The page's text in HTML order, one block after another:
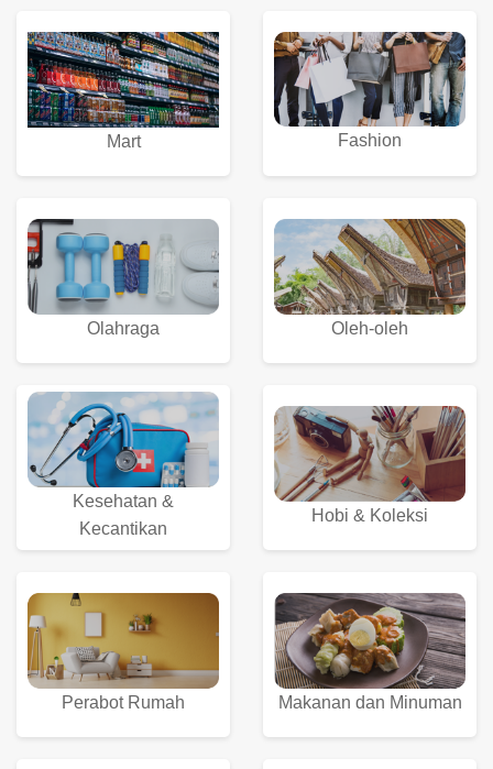
Mart Fashion
Olahraga Oleh-oleh
Kesehatan &
Kecantikan
Hobi & Koleksi
Perabot Rumah Makanan dan Minuman